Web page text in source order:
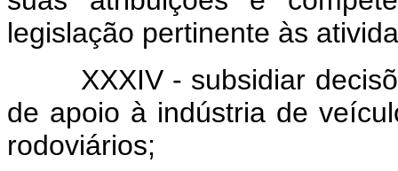
legislação pertinente às
XXXIV - subsidiar
de apoio à indústria de
rodoviários;